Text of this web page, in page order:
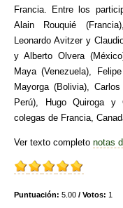
Francia. Entre los
Alain Rouquié
Leonardo Avitzer y
y Alberto Olvera
Maya (Venezuela),
Mayorga (Bolivia),
Perú), Hugo Quiroga y
colegas de Francia,
Ver texto completo notas
Puntuación: 5.00 / Votos: 1